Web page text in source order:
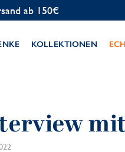
KOLLEKTIONEN